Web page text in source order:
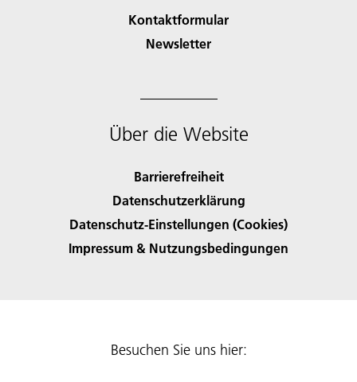
Kontaktformular
Newsletter
Über die Website
Barrierefreiheit
Datenschutzerklärung
Datenschutz-Einstellungen (Cookies)
Impressum & Nutzungsbedingungen
Besuchen Sie uns hier: